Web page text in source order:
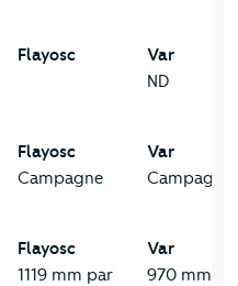
Flayosc
Var
ND
Flayosc
Campagne
Var
Campagne
Flayosc
1119 mm par
Var
970 mm